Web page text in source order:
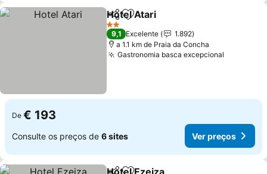
PartilharAdicionar aos favoritos
Hotel Atari
2 Estrelas
9,1 Excelente
1.892
a 1.1 km de Praia da Concha
Gastronomia basca excepcional
De € 193
Consulte os preços de 6 sites Ver preços
Hotel Ezeiza